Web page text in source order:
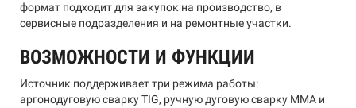
формат подходит для закупок на производство, в
сервисные подразделения и на ремонтные участки.
ВОЗМОЖНОСТИ И ФУНКЦИИ
Источник поддерживает три режима работы:
аргонодуговую сварку TIG, ручную дуговую сварку MMA и